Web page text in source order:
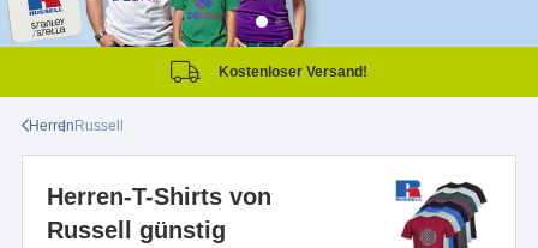
Kostenloser Versand!
HerrenRussell
Herren-T-Shirts von
Russell günstig